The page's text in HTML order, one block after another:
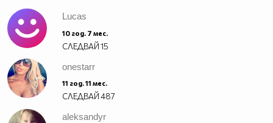
Lucas
10 год. 7 мес.
СЛЕДВАЙ15
onestarr
11 год. 11 мес.
СЛЕДВАЙ487
aleksandyr